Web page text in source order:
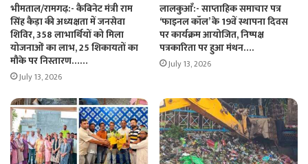
भीमताल/रामगढ़:- कैबिनेट मंत्री राम
सिंह कैड़ा की अध्यक्षता में जनसेवा
शिविर, 358 लाभार्थियों को मिला
योजनाओं का लाभ, 25 शिकायतों का
मौके पर निस्तारण……
July 13, 2026
लालकुआँ:- साप्ताहिक समाचार पत्र
‘फाइनल कॉल’ के 19वें स्थापना दिवस
पर कार्यक्रम आयोजित, निष्पक्ष
पत्रकारिता पर हुआ मंथन….
July 13, 2026